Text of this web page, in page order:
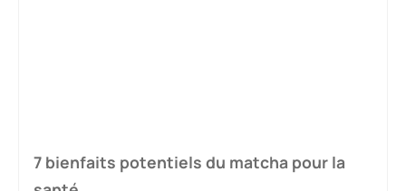
7 bienfaits potentiels du matcha pour la